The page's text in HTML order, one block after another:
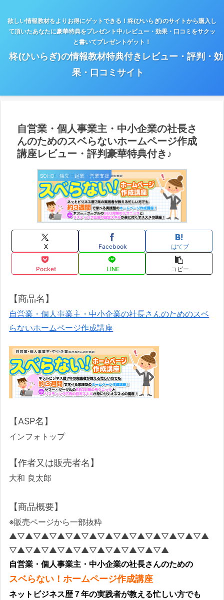
欲しい情報教材をよりお得にゲットできる！柊(ひいらぎ)のサイトから購入し
て頂いたあなたに豪華特典をプレゼント中♪レビュー・効果・口コミをサクッ
と書いてプレゼントゲット！
柊(ひいらぎ)の情報教材特典付きレビュー・評判・効
果・口コミサイト
自営業・個人事業主・中小企業の社長さ
んのためのスベらないホームページ作成
講座レビュー・評判豪華特典付き♪
SOHO・独立・起業・営業支援
X Facebook はてブ
Pocket LINE コピー
【商品名】
自営業・個人事業主・中小企業の社長さんのためのスベ
らないホームページ作成講座
【ASP名】
インフォトップ
【作者又は販売者名】
大和 良太郎
【商品概要】
※販売ページから一部抜粋
▲▽▲▽▲▽▲▽▲▽▲▽▲▽▲▽▲▽▲▽▲▽▲▽▲
▽▲▽▲▽▲▽▲▽▲▽▲▽▲▽▲▽▲▽▲
自営業・個人事業主・中小企業の社長さんのための
スベらない！ホームページ作成講座
ネットビジネス歴７年の実践者が教える忙しい方でも